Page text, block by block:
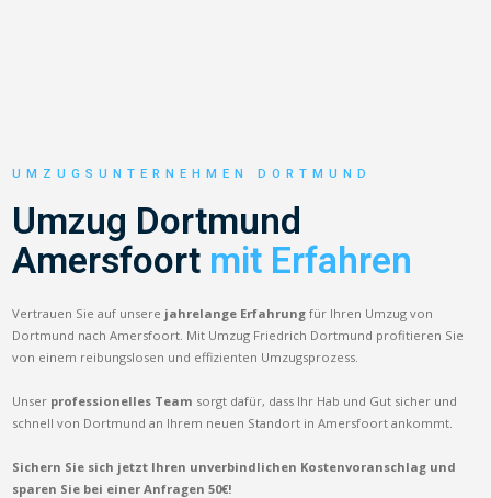
UMZUGSUNTERNEHMEN DORTMUND
Umzug Dortmund
Amersfoort mit Erfahren
Vertrauen Sie auf unsere jahrelange Erfahrung für Ihren Umzug von
Dortmund nach Amersfoort. Mit Umzug Friedrich Dortmund profitieren Sie
von einem reibungslosen und effizienten Umzugsprozess.
Unser professionelles Team sorgt dafür, dass Ihr Hab und Gut sicher und
schnell von Dortmund an Ihrem neuen Standort in Amersfoort ankommt.
Sichern Sie sich jetzt Ihren unverbindlichen Kostenvoranschlag und
sparen Sie bei einer Anfragen 50€!